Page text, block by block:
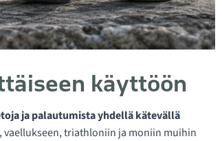
käyttöön
ja palautumista yhdellä kätevällä
triathloniin ja moniin muihin